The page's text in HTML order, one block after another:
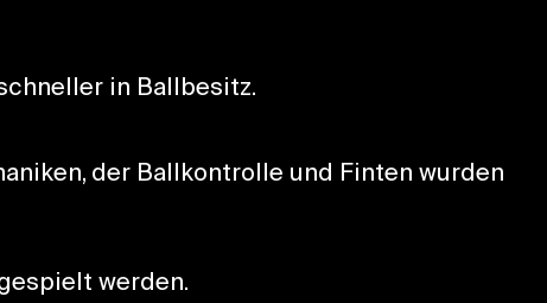
in Ballbesitz.
der Ballkontrolle und Finten wurden
werden.